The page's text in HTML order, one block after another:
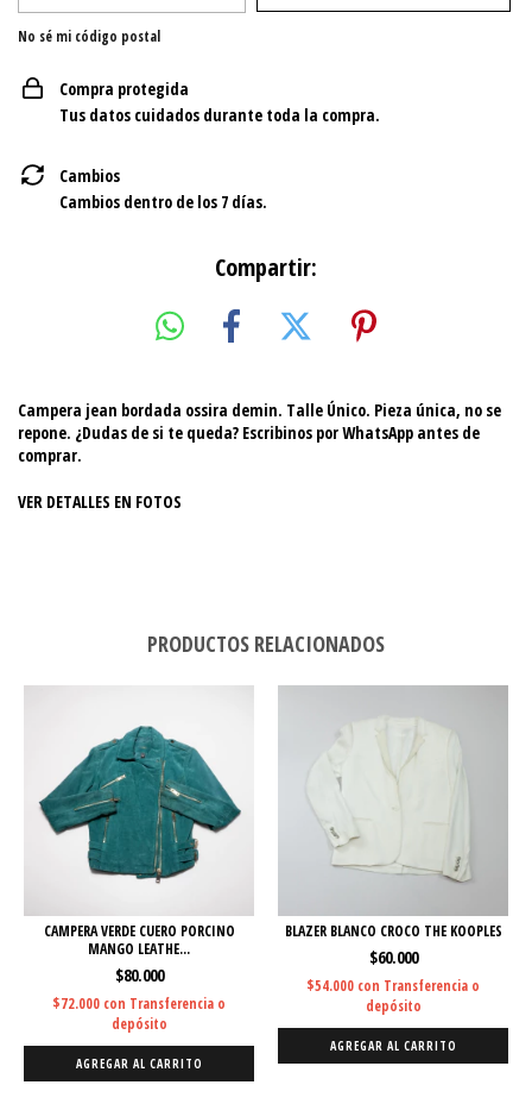
No sé mi código postal
Compra protegida
Tus datos cuidados durante toda la compra.
Cambios
Cambios dentro de los 7 días.
Compartir:
Campera jean bordada ossira demin. Talle Único. Pieza única, no se
repone. ¿Dudas de si te queda? Escribinos por WhatsApp antes de
comprar.
VER DETALLES EN FOTOS
PRODUCTOS RELACIONADOS
CAMPERA VERDE CUERO PORCINO
MANGO LEATHE...
$80.000
$72.000 con Transferencia o
depósito
AGREGAR AL CARRITO
BLAZER BLANCO CROCO THE KOOPLES
$60.000
$54.000 con Transferencia o
depósito
AGREGAR AL CARRITO